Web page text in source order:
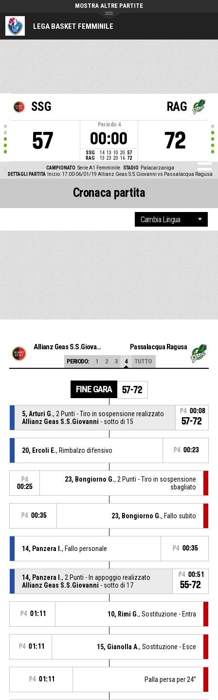
LEGA BASKET FEMMINILE
MOSTRA ALTRE PARTITE
SSG
57
Periodo 4
00:00
SSG 14 13 10 20 57
RAG
13 23 20 16 72
RAG
72
CAMPIONATO Serie A1 Femminile STADIO Palacarzaniga
DETTAGLI PARTITA
Inizio: 17:00 06/01/19 Allianz Geas S.S.Giovanni vs Passalacqua Ragusa
Cronaca partita
Allianz Geas S.S.Giovanni Passalacqua Ragusa
PERIODO: 1 2 3 4 TUTTO
FINE GARA 57-72
5, Arturi G., 2 Punti - Tiro in sospensione realizzato
Allianz Geas S.S.Giovanni - sotto di 15
P4 00:08
57-72
20, Ercoli E., Rimbalzo difensivo P4 00:23
P4
00:25
23, Bongiorno G., 2 Punti - Tiro in sospensione
sbagliato
P4 00:35 23, Bongiorno G., Fallo subito
14, Panzera I., Fallo personale P4 00:35
14, Panzera I., 2 Punti - In appoggio realizzato
Allianz Geas S.S.Giovanni - sotto di 17
P4 00:51
55-72
P4 01:11 10, Rimi G., Sostituzione - Entra
P4 01:11 15, Gianolla A., Sostituzione - Esce
P4 01:11 Palla persa per 24''